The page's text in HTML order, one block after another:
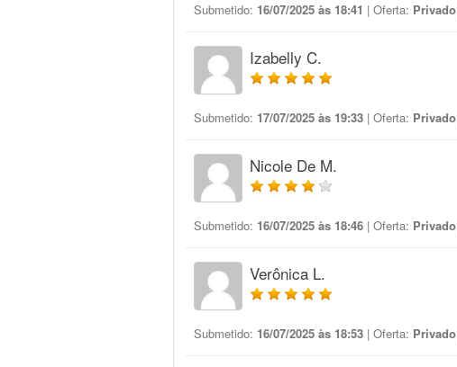
Submetido: 16/07/2025 às 18:41 | Oferta: Privado
Izabelly C.
Submetido: 17/07/2025 às 19:33 | Oferta: Privado
Nicole De M.
Submetido: 16/07/2025 às 18:46 | Oferta: Privado
Verônica L.
Submetido: 16/07/2025 às 18:53 | Oferta: Privado